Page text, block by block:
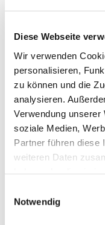
Diese Webseite
Wir verwenden
personalisieren,
zu können und die
analysieren.
Verwendung
soziale Medien,
Partner führen diese
weiteren Daten
Notwendig
reinzuschauen
Komponisten wie
Gospels. Die
bei Konzerten,
anderen